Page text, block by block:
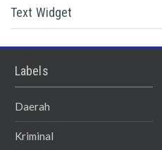
Text Widget
Labels
Daerah
Kriminal